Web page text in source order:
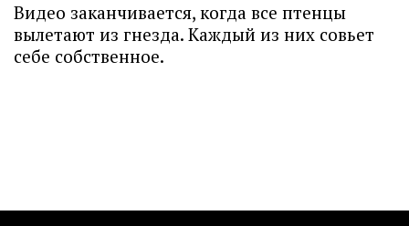
Видео заканчивается, когда все птенцы
вылетают из гнезда. Каждый из них совьет
себе собственное.